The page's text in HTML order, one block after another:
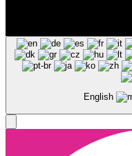
English